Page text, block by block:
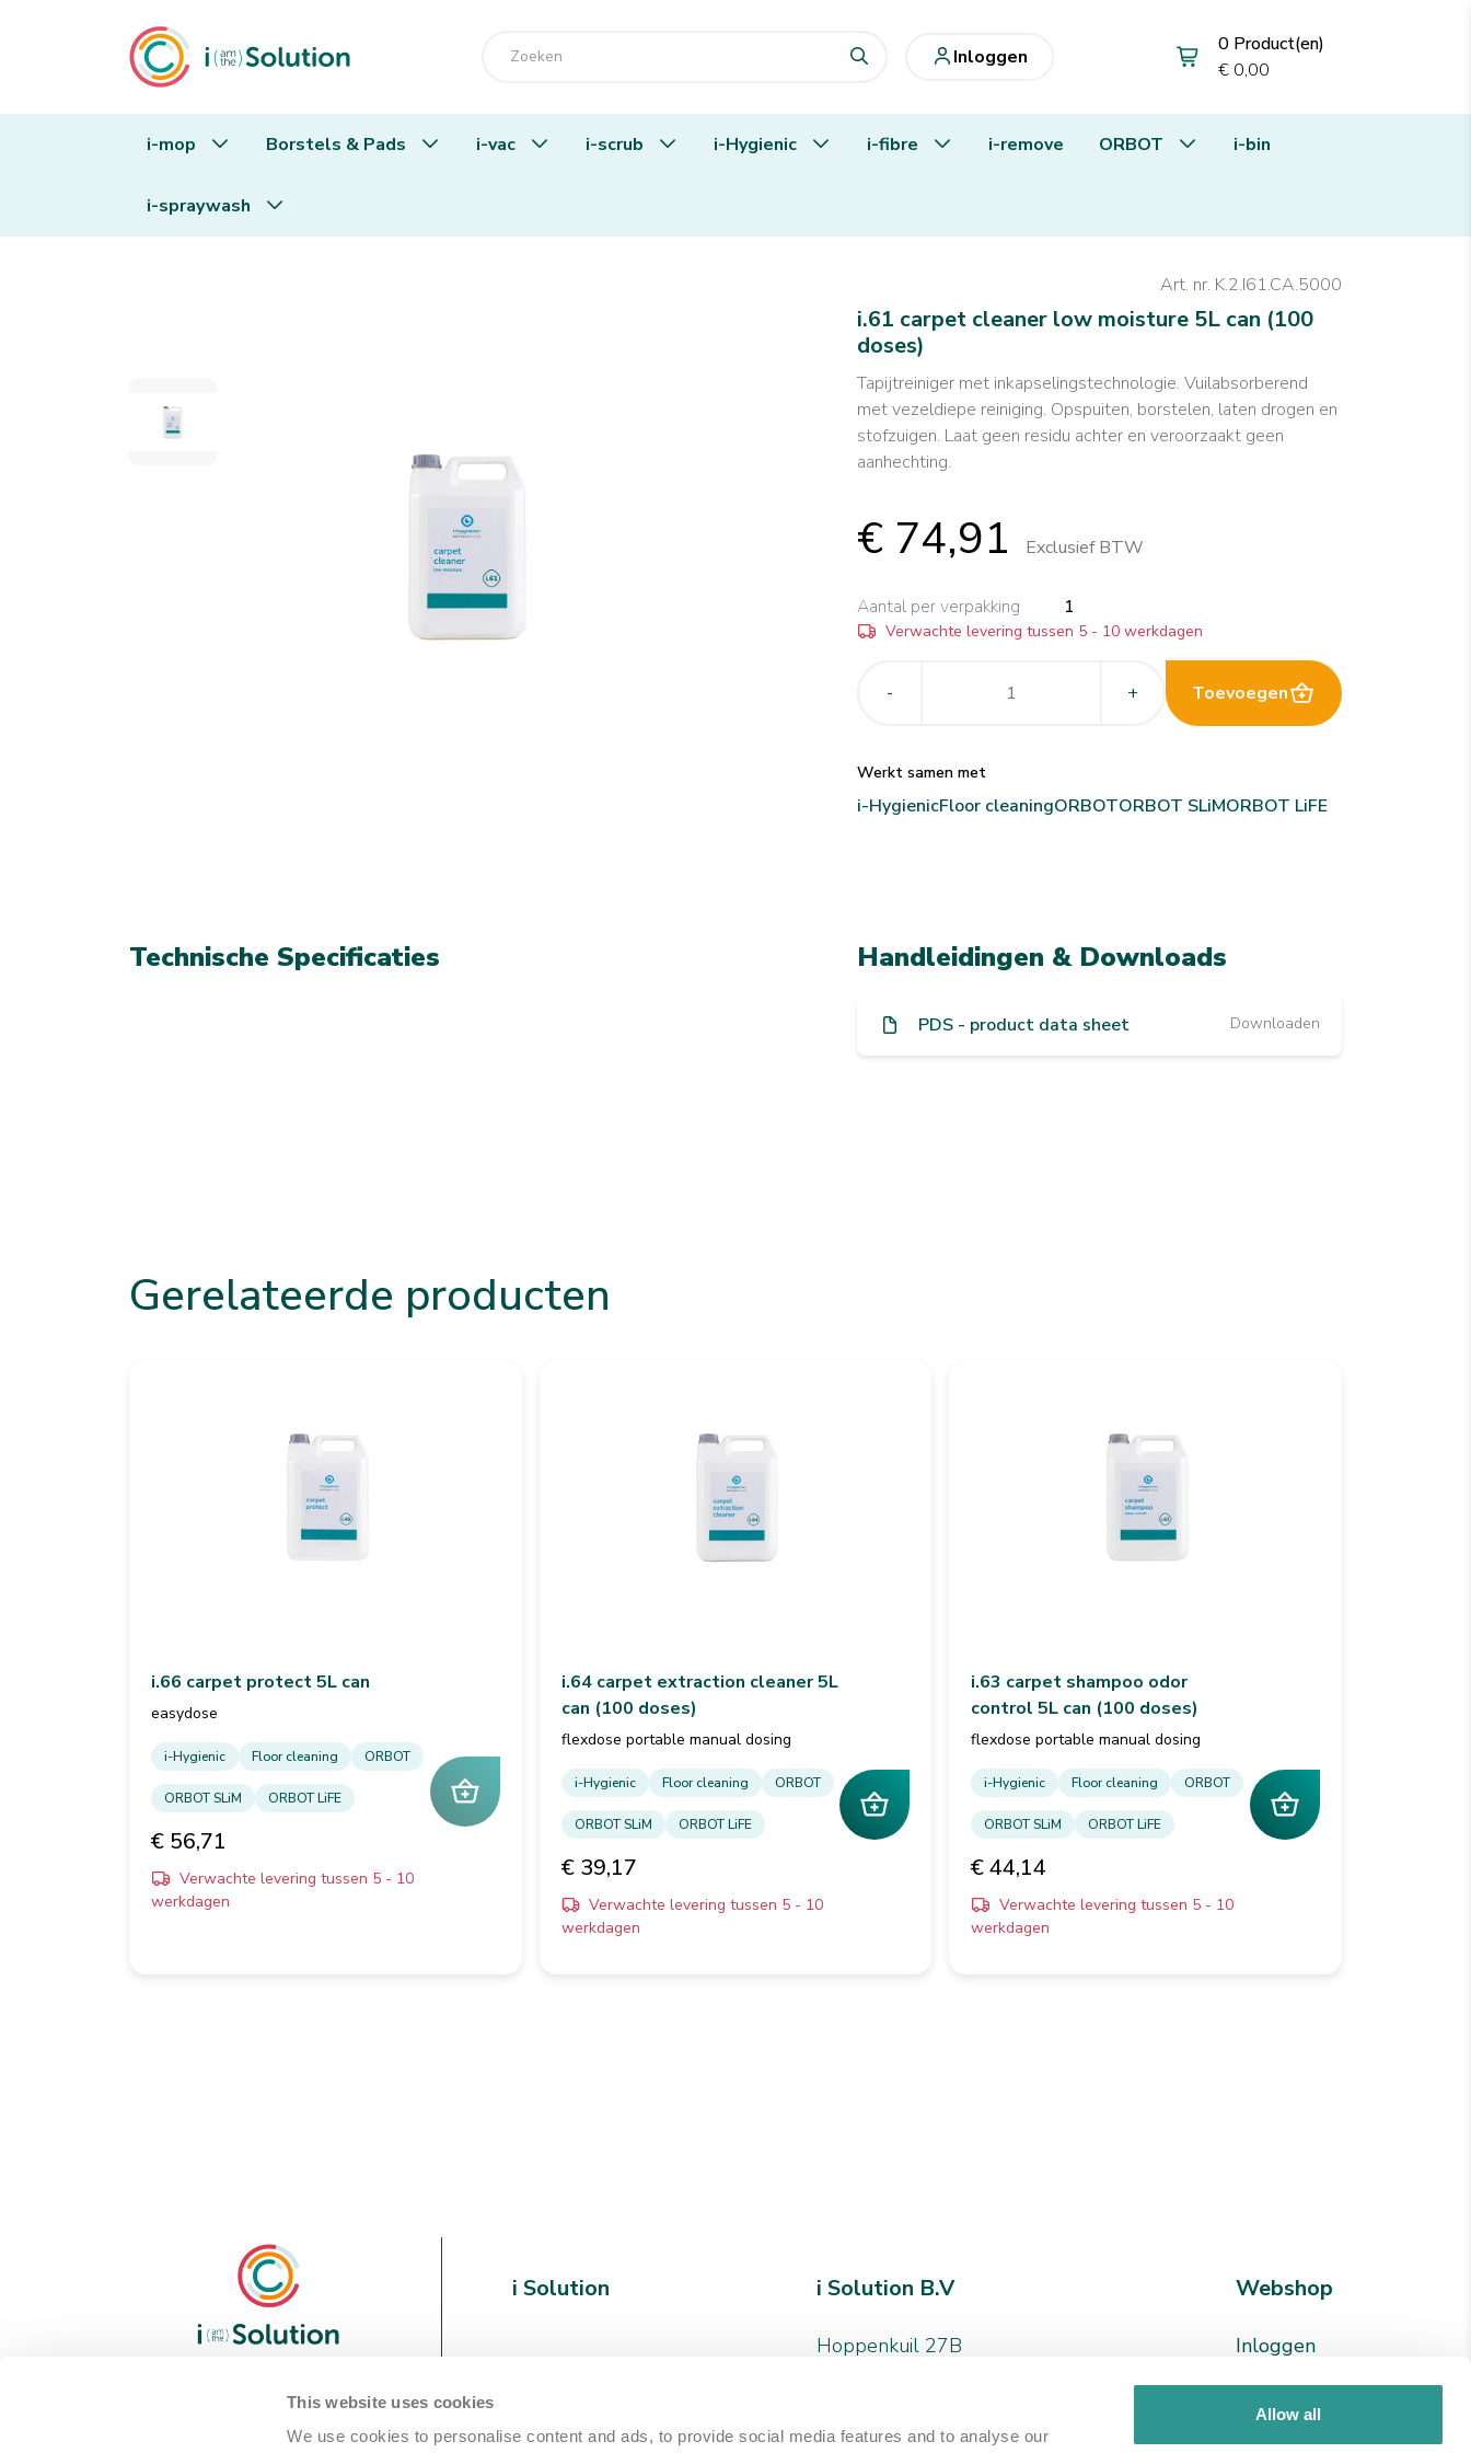
This website uses cookies
We use cookies to personalise content and ads, to provide social media features and to analyse our
Allow all
Inloggen
0 Product(en)
€ 0,00
i-mop Borstels & Pads i-vac i-scrub i-Hygienic i-fibre i-remove ORBOT i-bin
i-spraywash
i.61 carpet cleaner low moisture 5L can (100 doses)
Art. nr. K.2.I61.CA.5000
i.61 carpet cleaner low moisture 5L can (100
doses)
Tapijtreiniger met inkapselingstechnologie. Vuilabsorberend
met vezeldiepe reiniging. Opspuiten, borstelen, laten drogen en
stofzuigen. Laat geen residu achter en veroorzaakt geen
aanhechting.
€ 74,91 Exclusief BTW
Aantal per verpakking 1
Verwachte levering tussen 5 - 10 werkdagen
- + Toevoegen
Werkt samen met
i-HygienicFloor cleaningORBOTORBOT SLiMORBOT LiFE
Technische Specificaties Handleidingen & Downloads
PDS - product data sheet Downloaden
Gerelateerde producten
i.66 carpet protect 5L can
easydose
i-Hygienic Floor cleaning ORBOT
ORBOT SLiM ORBOT LiFE
€ 56,71
Verwachte levering tussen 5 - 10
werkdagen
i.64 carpet extraction cleaner 5L
can (100 doses)
flexdose portable manual dosing
i-Hygienic Floor cleaning ORBOT
ORBOT SLiM ORBOT LiFE
€ 39,17
Verwachte levering tussen 5 - 10
werkdagen
i.63 carpet shampoo odor
control 5L can (100 doses)
flexdose portable manual dosing
i-Hygienic Floor cleaning ORBOT
ORBOT SLiM ORBOT LiFE
€ 44,14
Verwachte levering tussen 5 - 10
werkdagen
We are i Solution; your
reliable Full-service partner
i Solution i Solution B.V
Hoppenkuil 27B
Webshop
Inloggen
Registreren